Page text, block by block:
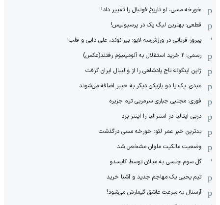
خورخه مسی، او تاریخ فوتبال را تغییر داد!
قطعی: بهترین لیگ یک در پرسپولیس!
پیروز قربانی در ورزش‌سه لایو: بیرانوند، علی دایی و قلب!
رسمی: 2 خرید استقلال به آلومینیوم رفتند(عکس)
ژاپن اینگونه تاج پادشاهی را از والیبال ایران گرفت
عبدی: یک یا دو بازیکن دیگر به خیبر اضافه می‌شوند
فوری: مجتبی جباری سرمربی تیم جزیره
دربی ایتالیا در استرالیا را اینتر برد
بدترین خبر عمر لئو: خورخه مسی درگذشت
وضعیت مالکیت ملوان مشخص شد
گل سوم چلسی به میلان توسط کایسدو
تیم یحیی یک مهاجم جدید و آشنا خرید
آرسنال به سرعت عاشق گیمارش می‌شود!